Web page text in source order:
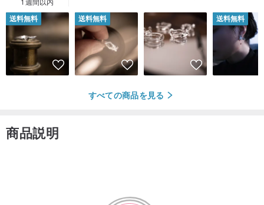
送料無料 送料無料 送料無料
すべての商品を見る
商品説明